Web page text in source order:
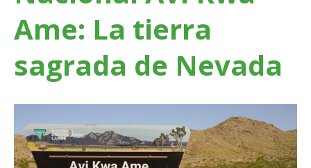
Ame: La tierra
sagrada de Nevada